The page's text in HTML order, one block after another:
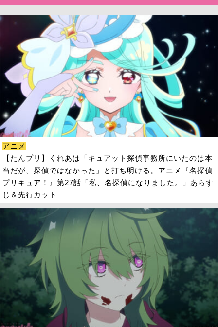
アニメ
【たんプリ】くれあは「キュアット探偵事務所にいたのは本
当だが、探偵ではなかった」と打ち明ける。アニメ『名探偵
プリキュア！』第27話「私、名探偵になりました。」あらす
じ＆先行カット